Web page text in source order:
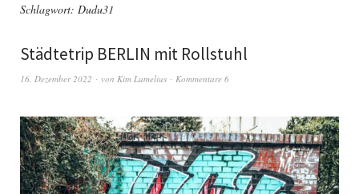
Schlagwort: Dudu31
Städtetrip BERLIN mit Rollstuhl
16. Dezember 2022 von Kim Lumelius Kommentare 6